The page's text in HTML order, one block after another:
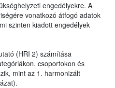
engedélyekre. A
vonatkozó átfogó adatok
szinten kiadott engedélyek
(HRI 2) számítása
csoportokon és
mint az 1. harmonizált